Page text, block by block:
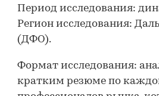
Период исследования:
Регион исследования:
(ДФО).
Формат исследования:
кратким резюме по